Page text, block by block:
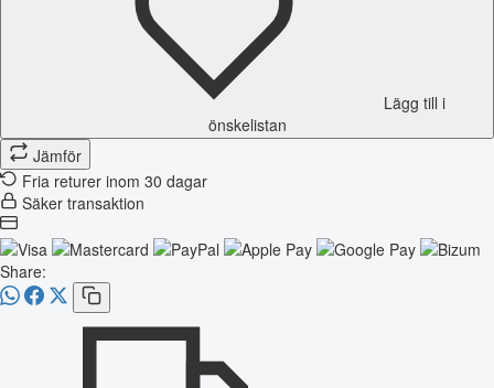
Lägg till i
önskelistan
Jämför
Fria returer inom 30 dagar
Säker transaktion
Share: